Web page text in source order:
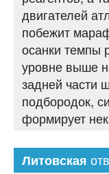
двигателей
побежит
осанки темпы
уровне выше
задней части
подбородок,
формирует
Литовская